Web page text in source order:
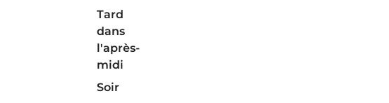
Tard
dans
l'après-
midi
Soir